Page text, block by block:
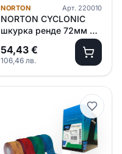
NORTON Арт. 220010
NORTON CYCLONIC
шкурка ренде 72мм х
12м P220-240 – червен
54,43 €
106,46 лв.